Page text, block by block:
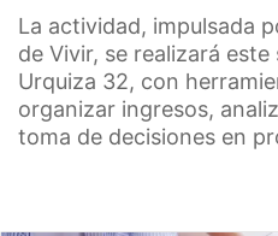
La actividad, impulsada
de Vivir, se realizará este
Urquiza 32, con
organizar ingresos,
toma de decisiones en